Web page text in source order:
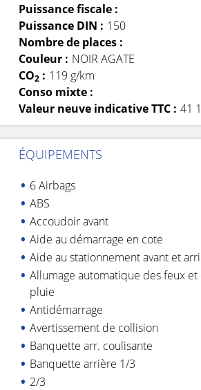
Puissance fiscale :
Puissance DIN : 150
Nombre de places :
Couleur : NOIR AGATE
CO2 : 119 g/km
Conso mixte :
Valeur neuve indicative TTC : 41
ÉQUIPEMENTS
6 Airbags
ABS
Accoudoir avant
Aide au démarrage en cote
Aide au stationnement avant et
Allumage automatique des feux
pluie
Antidémarrage
Avertissement de collision
Banquette arr. coulisante
Banquette arrière 1/3
2/3